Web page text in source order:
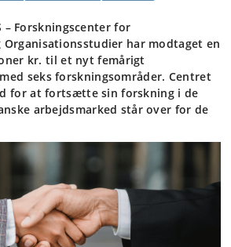
– Forskningscenter for
Organisationsstudier har modtaget en
kr. til et nyt femårigt
seks forskningsområder. Centret
for at fortsætte sin forskning i de
arbejdsmarked står over for de